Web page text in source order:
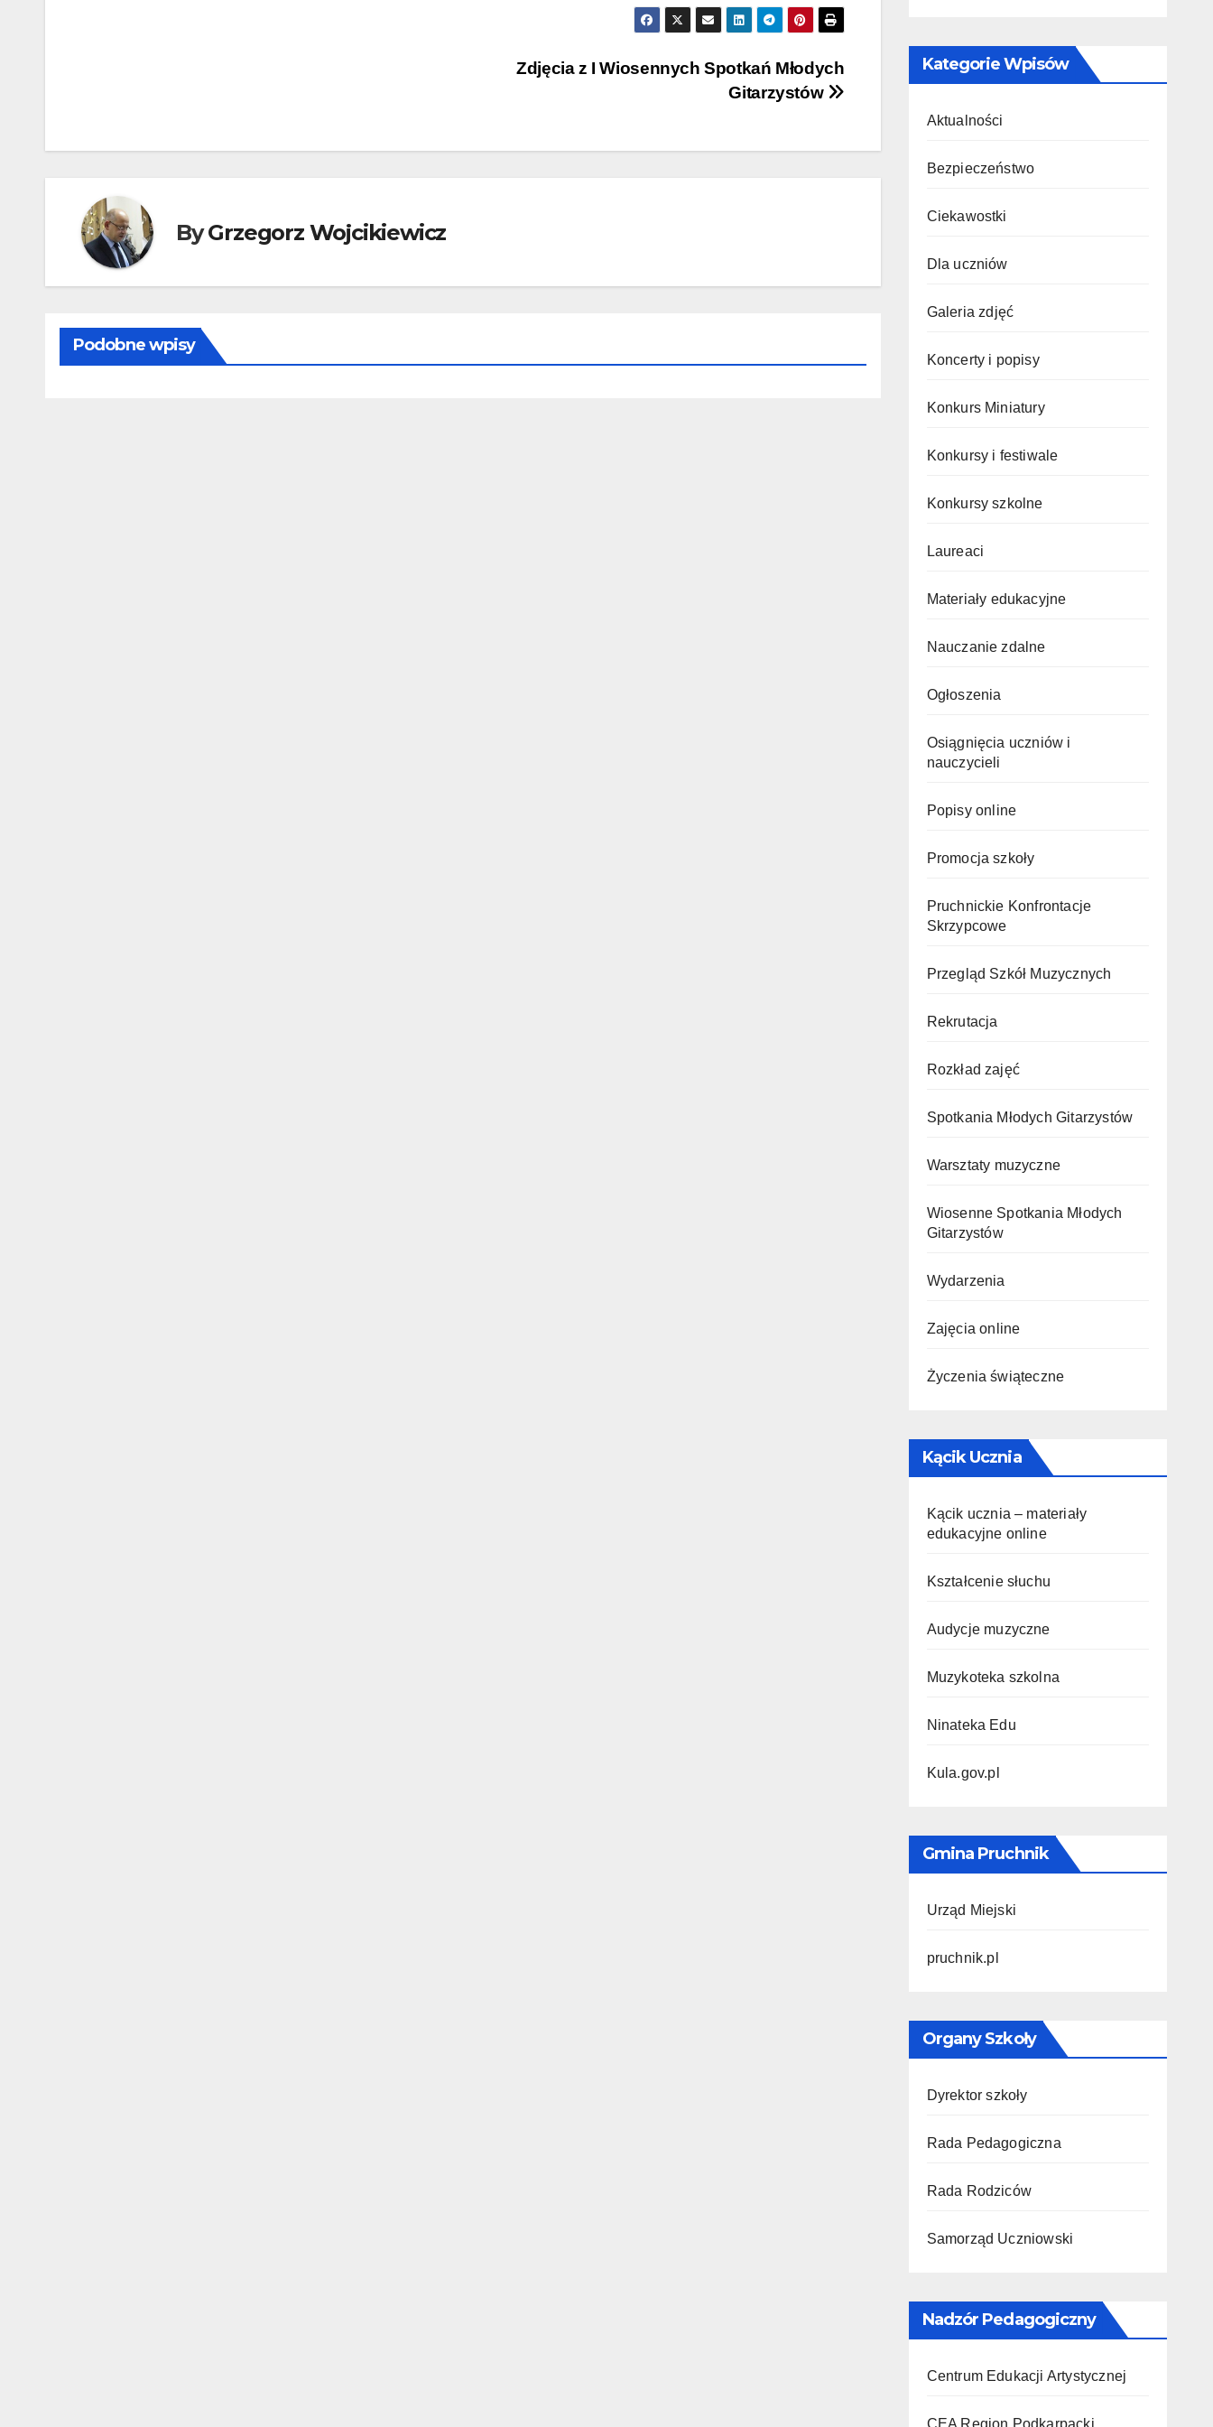
Zdjęcia z I Wiosennych Spotkań Młodych
Gitarzystów
ByGrzegorz Wojcikiewicz
Podobne wpisy
Kategorie Wpisów
Aktualności
Bezpieczeństwo
Ciekawostki
Dla uczniów
Galeria zdjęć
Koncerty i popisy
Konkurs Miniatury
Konkursy i festiwale
Konkursy szkolne
Laureaci
Materiały edukacyjne
Nauczanie zdalne
Ogłoszenia
Osiągnięcia uczniów i
nauczycieli
Popisy online
Promocja szkoły
Pruchnickie Konfrontacje
Skrzypcowe
Przegląd Szkół Muzycznych
Rekrutacja
Rozkład zajęć
Spotkania Młodych Gitarzystów
Warsztaty muzyczne
Wiosenne Spotkania Młodych
Gitarzystów
Wydarzenia
Zajęcia online
Życzenia świąteczne
Kącik Ucznia
Kącik ucznia – materiały
edukacyjne online
Kształcenie słuchu
Audycje muzyczne
Muzykoteka szkolna
Ninateka Edu
Kula.gov.pl
Gmina Pruchnik
Urząd Miejski
pruchnik.pl
Organy Szkoły
Dyrektor szkoły
Rada Pedagogiczna
Rada Rodziców
Samorząd Uczniowski
Nadzór Pedagogiczny
Centrum Edukacji Artystycznej
CEA Region Podkarpacki